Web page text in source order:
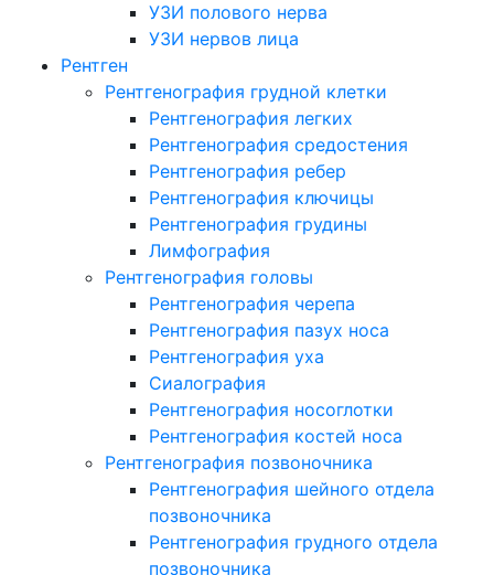
УЗИ полового нерва
УЗИ нервов лица
Рентген
Рентгенография грудной клетки
Рентгенография легких
Рентгенография средостения
Рентгенография ребер
Рентгенография ключицы
Рентгенография грудины
Лимфография
Рентгенография головы
Рентгенография черепа
Рентгенография пазух носа
Рентгенография уха
Сиалография
Рентгенография носоглотки
Рентгенография костей носа
Рентгенография позвоночника
Рентгенография шейного отдела
позвоночника
Рентгенография грудного отдела
позвоночника